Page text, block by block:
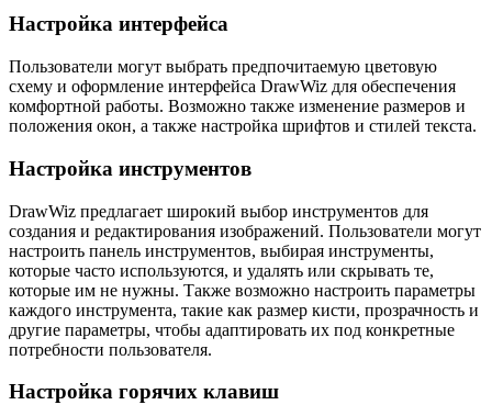
Настройка интерфейса
Пользователи могут выбрать предпочитаемую цветовую
схему и оформление интерфейса DrawWiz для обеспечения
комфортной работы. Возможно также изменение размеров и
положения окон, а также настройка шрифтов и стилей текста.
Настройка инструментов
DrawWiz предлагает широкий выбор инструментов для
создания и редактирования изображений. Пользователи могут
настроить панель инструментов, выбирая инструменты,
которые часто используются, и удалять или скрывать те,
которые им не нужны. Также возможно настроить параметры
каждого инструмента, такие как размер кисти, прозрачность и
другие параметры, чтобы адаптировать их под конкретные
потребности пользователя.
Настройка горячих клавиш